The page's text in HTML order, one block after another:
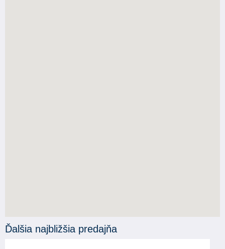
Ďalšia najbližšia predajňa